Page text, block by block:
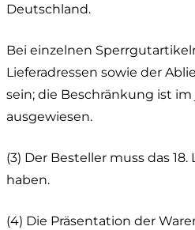
Deutschland.
Bei einzelnen
Lieferadressen sowie der
sein; die Beschränkung ist
ausgewiesen.
(3) Der Besteller muss das
haben.
(4) Die Präsentation der